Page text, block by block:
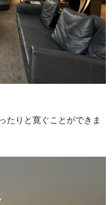
たりと寛ぐことができま